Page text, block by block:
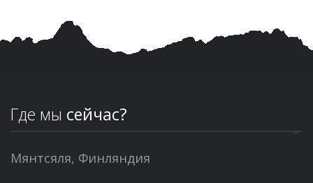
Где мы сейчас?
Мянтсяля, Финляндия